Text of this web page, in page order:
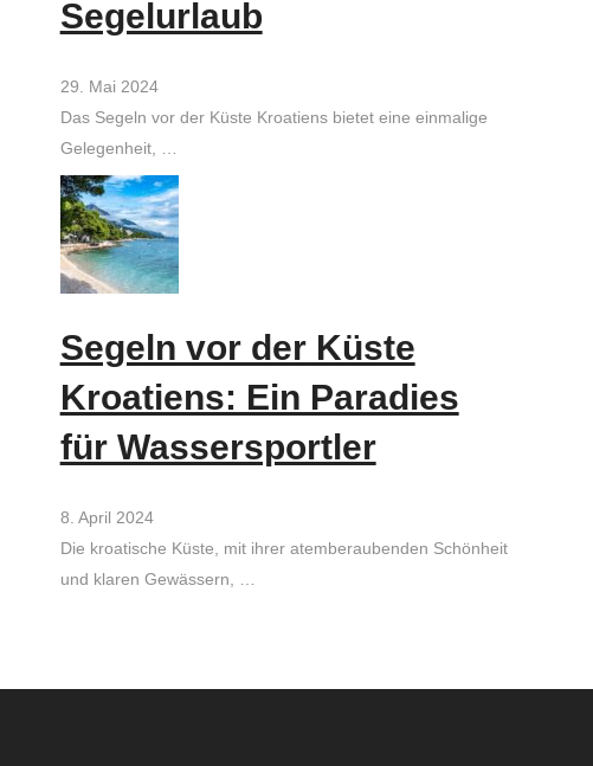
Segelurlaub
29. Mai 2024
Das Segeln vor der Küste Kroatiens bietet eine einmalige
Gelegenheit, …
Segeln vor der Küste
Kroatiens: Ein Paradies
für Wassersportler
8. April 2024
Die kroatische Küste, mit ihrer atemberaubenden Schönheit
und klaren Gewässern, …